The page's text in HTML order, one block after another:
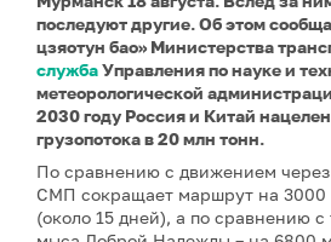
последуют другие. Об этом
цзяотун бао» Министерства
службаУправления по науке и
метеорологической
2030 году Россия и Китай
грузопотока в 20 млн тонн.
По сравнению с движением
СМП сокращает маршрут на 3000
(около 15 дней), а по сравнению с